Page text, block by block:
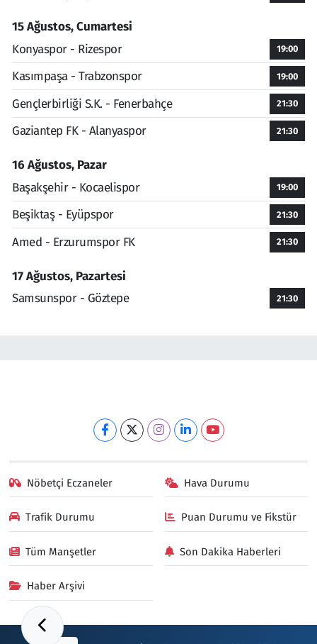
15 Ağustos, Cumartesi
Konyaspor - Rizespor
19:00
Kasımpaşa - Trabzonspor 19:00
Gençlerbirliği S.K. - Fenerbahçe 21:30
Gaziantep FK - Alanyaspor 21:30
16 Ağustos, Pazar
Başakşehir - Kocaelispor
19:00
Beşiktaş - Eyüpspor 21:30
Amed - Erzurumspor FK 21:30
17 Ağustos, Pazartesi
Samsunspor - Göztepe
21:30
Nöbetçi Eczaneler Hava Durumu
Trafik Durumu Puan Durumu ve Fikstür
Tüm Manşetler Son Dakika Haberleri
Haber Arşivi